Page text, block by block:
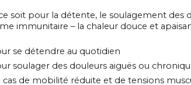
soit pour la détente, le soulagement des
immunitaire – la chaleur douce et
se détendre au quotidien
soulager des douleurs aiguës ou
cas de mobilité réduite et de tensions